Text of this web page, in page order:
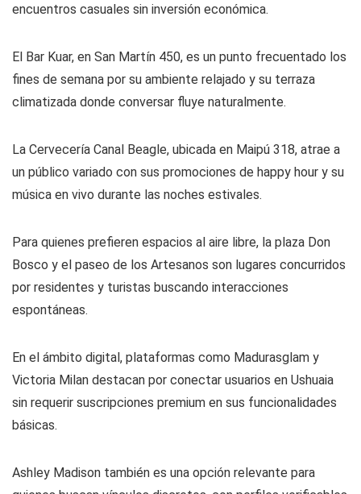
encuentros casuales sin inversión económica.
El Bar Kuar, en San Martín 450, es un punto frecuentado los
fines de semana por su ambiente relajado y su terraza
climatizada donde conversar fluye naturalmente.
La Cervecería Canal Beagle, ubicada en Maipú 318, atrae a
un público variado con sus promociones de happy hour y su
música en vivo durante las noches estivales.
Para quienes prefieren espacios al aire libre, la plaza Don
Bosco y el paseo de los Artesanos son lugares concurridos
por residentes y turistas buscando interacciones
espontáneas.
En el ámbito digital, plataformas como Madurasglam y
Victoria Milan destacan por conectar usuarios en Ushuaia
sin requerir suscripciones premium en sus funcionalidades
básicas.
Ashley Madison también es una opción relevante para